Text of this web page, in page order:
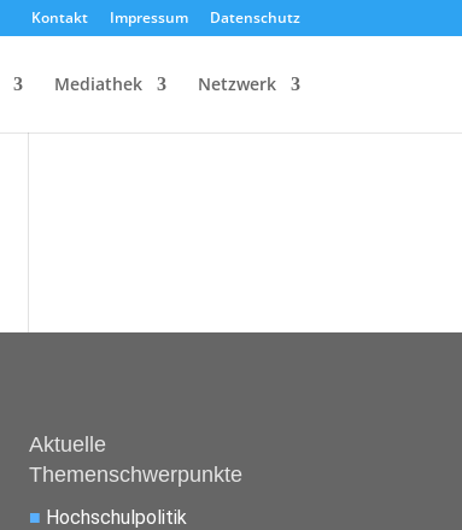
Kontakt Impressum Datenschutz
Mediathek Netzwerk
Aktuelle
Themenschwerpunkte
■ Hochschulpolitik